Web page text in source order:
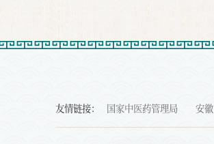
友情链接： 国家中医药管理局 安